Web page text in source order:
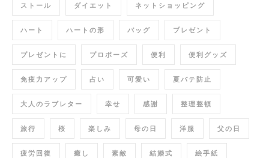
ストール ダイエット ネットショッピング
ハート ハートの形 バッグ プレゼント
プレゼントに プロポーズ 便利 便利グッズ
免疫力アップ 占い 可愛い 夏バテ防止
大人のラブレター 幸せ 感謝 整理整頓
旅行 桜 楽しみ 母の日 洋服 父の日
疲労回復 癒し 素敵 結婚式 絵手紙